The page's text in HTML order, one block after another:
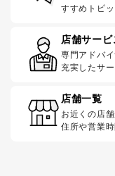
すすめトピ
店舗サービ
専門アドバ
充実したサ
店舗一覧
お近くの店
住所や営業